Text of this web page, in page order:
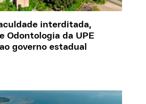
interditada,
Odontologia da UPE
governo estadual